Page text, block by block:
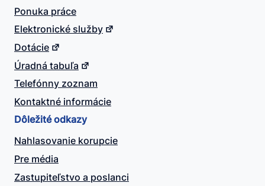
Ponuka práce
Elektronické služby
Dotácie
Úradná tabuľa
Telefónny zoznam
Kontaktné informácie
Dôležité odkazy
Nahlasovanie korupcie
Pre média
Zastupiteľstvo a poslanci